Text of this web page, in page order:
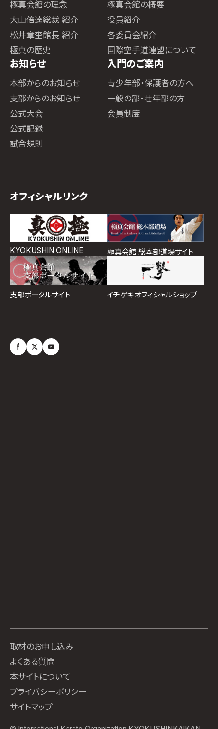
極真会館の理念
大山倍達総裁 紹介
松井章奎館長 紹介
極真の歴史
極真会館の概要
役員紹介
各委員会紹介
国際空手道連盟について
お知らせ
本部からのお知らせ
支部からのお知らせ
公式大会
公式記録
試合規則
入門のご案内
青少年部・保護者の方へ
一般の部・壮年部の方
会員制度
オフィシャルリンク
KYOKUSHIN ONLINE 極真会館 総本部道場サイト
支部ポータルサイト イチゲキオフィシャルショップ
取材のお申し込み
よくある質問
本サイトについて
プライバシーポリシー
サイトマップ